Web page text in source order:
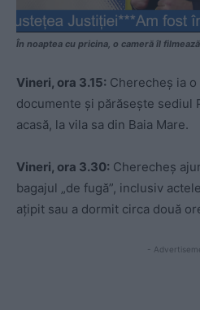
În noaptea cu pricina, o cameră îl
Vineri, ora 3.15: Cherecheș ia
documente și părăsește sediul
acasă, la vila sa din Baia Mare.
Vineri, ora 3.30: Cherecheș
bagajul „de fugă”, inclusiv
ațipit sau a dormit circa două
-